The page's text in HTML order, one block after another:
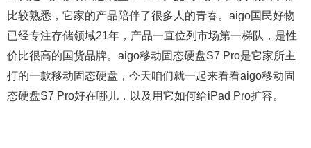
比较熟悉，它家的产品陪伴了很多人的青春。aigo国民好物
已经专注存储领域21年，产品一直位列市场第一梯队，是性
价比很高的国货品牌。aigo移动固态硬盘S7 Pro是它家所主
打的一款移动固态硬盘，今天咱们就一起来看看aigo移动固
态硬盘S7 Pro好在哪儿，以及用它如何给iPad Pro扩容。